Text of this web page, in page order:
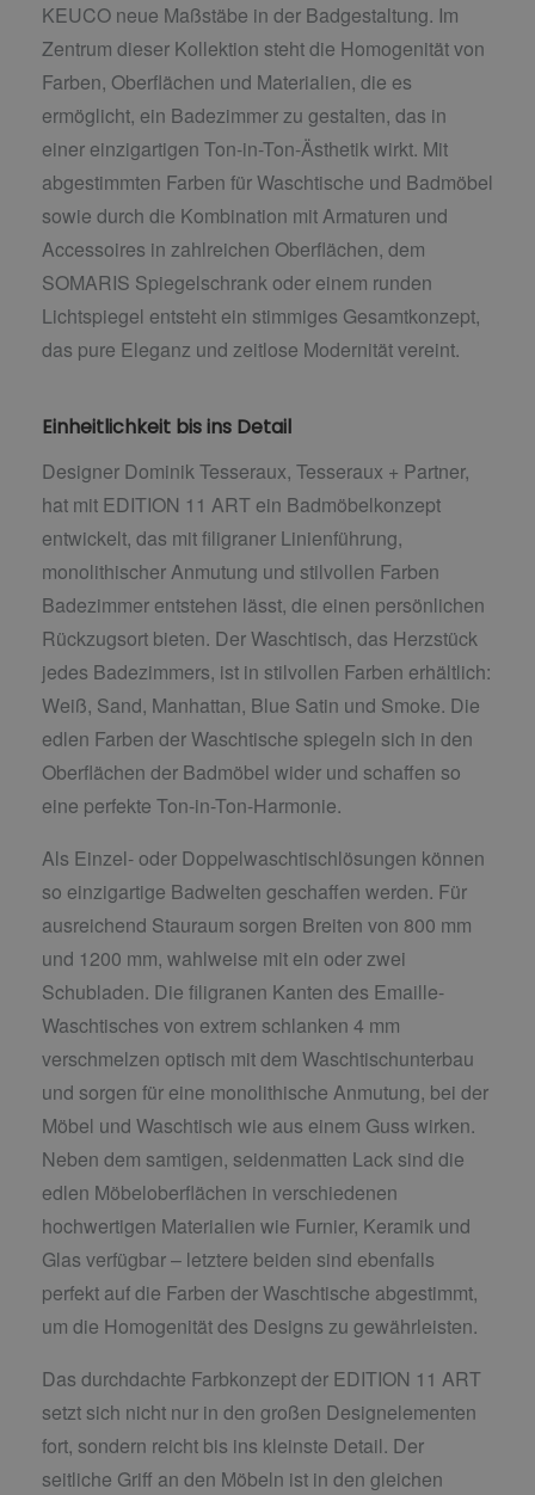
KEUCO neue Maßstäbe in der Badgestaltung. Im
Zentrum dieser Kollektion steht die Homogenität von
Farben, Oberflächen und Materialien, die es
ermöglicht, ein Badezimmer zu gestalten, das in
einer einzigartigen Ton-in-Ton-Ästhetik wirkt. Mit
abgestimmten Farben für Waschtische und Badmöbel
sowie durch die Kombination mit Armaturen und
Accessoires in zahlreichen Oberflächen, dem
SOMARIS Spiegelschrank oder einem runden
Lichtspiegel entsteht ein stimmiges Gesamtkonzept,
das pure Eleganz und zeitlose Modernität vereint.
Einheitlichkeit bis ins Detail
Designer Dominik Tesseraux, Tesseraux + Partner,
hat mit EDITION 11 ART ein Badmöbelkonzept
entwickelt, das mit filigraner Linienführung,
monolithischer Anmutung und stilvollen Farben
Badezimmer entstehen lässt, die einen persönlichen
Rückzugsort bieten. Der Waschtisch, das Herzstück
jedes Badezimmers, ist in stilvollen Farben erhältlich:
Weiß, Sand, Manhattan, Blue Satin und Smoke. Die
edlen Farben der Waschtische spiegeln sich in den
Oberflächen der Badmöbel wider und schaffen so
eine perfekte Ton-in-Ton-Harmonie.
Als Einzel- oder Doppelwaschtischlösungen können
so einzigartige Badwelten geschaffen werden. Für
ausreichend Stauraum sorgen Breiten von 800 mm
und 1200 mm, wahlweise mit ein oder zwei
Schubladen. Die filigranen Kanten des Emaille-
Waschtisches von extrem schlanken 4 mm
verschmelzen optisch mit dem Waschtischunterbau
und sorgen für eine monolithische Anmutung, bei der
Möbel und Waschtisch wie aus einem Guss wirken.
Neben dem samtigen, seidenmatten Lack sind die
edlen Möbeloberflächen in verschiedenen
hochwertigen Materialien wie Furnier, Keramik und
Glas verfügbar – letztere beiden sind ebenfalls
perfekt auf die Farben der Waschtische abgestimmt,
um die Homogenität des Designs zu gewährleisten.
Das durchdachte Farbkonzept der EDITION 11 ART
setzt sich nicht nur in den großen Designelementen
fort, sondern reicht bis ins kleinste Detail. Der
seitliche Griff an den Möbeln ist in den gleichen